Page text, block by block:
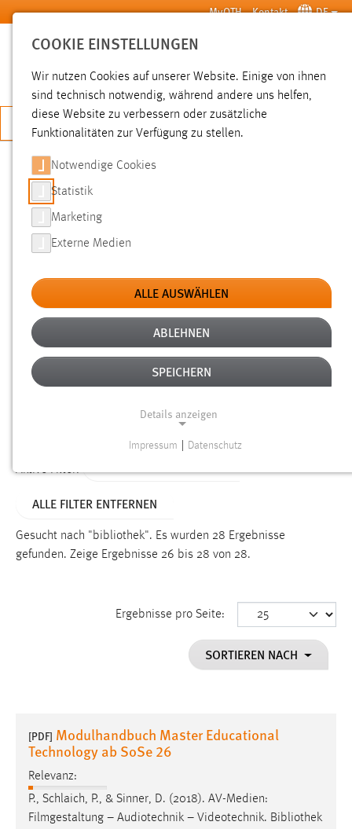
Zum Hauptinhalt springen MyOTH Kontakt DE
SUCHE
JETZT BEWERBEN
SUCHE
FILTER
Typ
Erstellungsdatum
Alter
Aktive Filter:
ALLE FILTER ENTFERNEN
Gesucht nach "bibliothek". Es wurden 28 Ergebnisse
gefunden. Zeige Ergebnisse 26 bis 28 von 28.
Ergebnisse pro Seite:
SORTIEREN NACH
[PDF] Modulhandbuch Master Educational
Technology ab SoSe 26
Relevanz:
P., Schlaich, P., & Sinner, D. (2018). AV-Medien:
Filmgestaltung – Audiotechnik – Videotechnik. Bibliothek
COOKIE EINSTELLUNGEN
Wir nutzen Cookies auf unserer Website. Einige von ihnen
sind technisch notwendig, während andere uns helfen,
diese Website zu verbessern oder zusätzliche
Funktionalitäten zur Verfügung zu stellen.
Notwendige Cookies
Statistik
Marketing
Externe Medien
ALLE AUSWÄHLEN
ABLEHNEN
SPEICHERN
Details anzeigen
Funktionen und sind für die einwandfreie Funktion der
Einverständnis
cookie_consent
Dieser Cookie speichert die ausgewählten Einverständnis-
Performance
Name:
staticfilecache
Impressum Datenschutz